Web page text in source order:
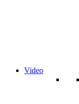
Video